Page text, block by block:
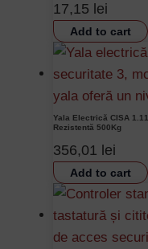
17,15 lei
Add to cart
Yala Electrică CISA
Rezistentă 500Kg
356,01 lei
Add to cart